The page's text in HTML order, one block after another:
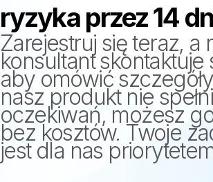
ryzyka przez 14
Zarejestruj się teraz, a
konsultant skontaktuje
aby omówić
nasz produkt nie
oczekiwań, możesz
bez kosztów. Twoje
jest dla nas